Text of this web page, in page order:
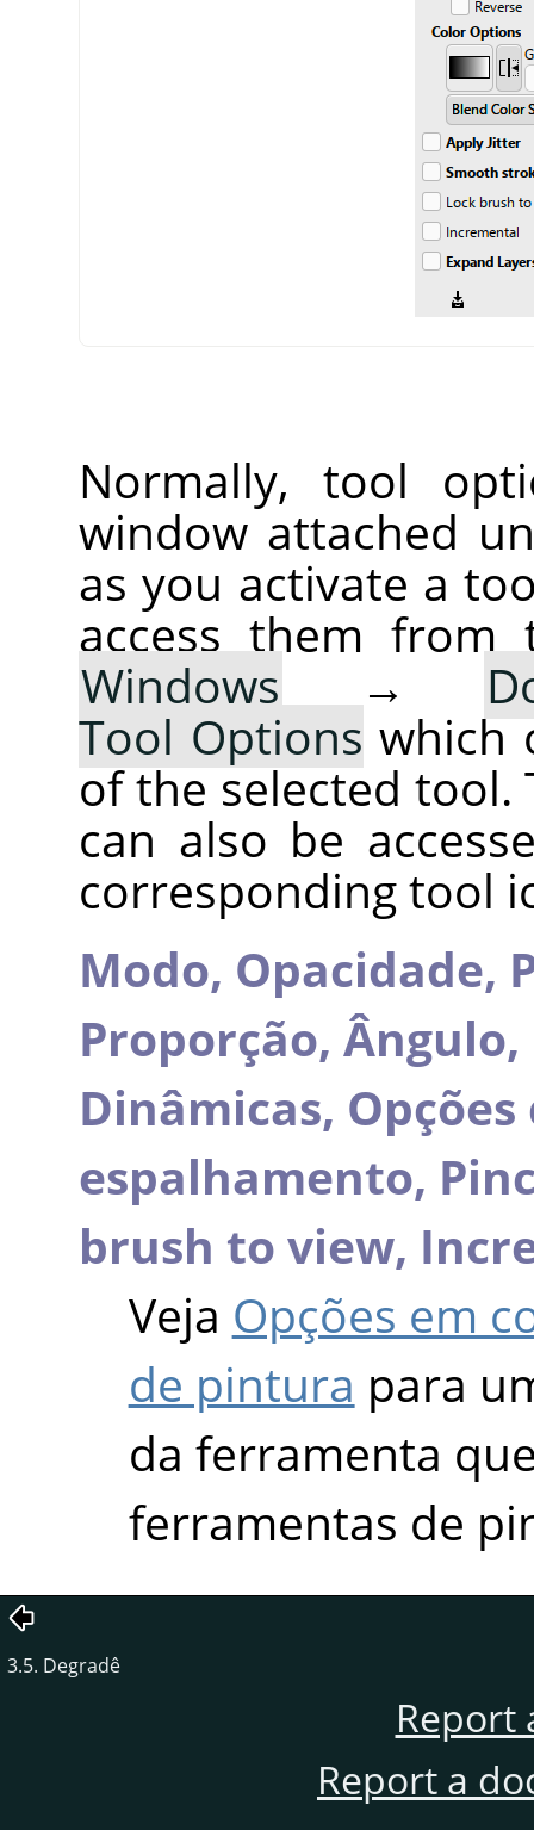
Normally, tool
window attached
as you activate a
access them from
Windows →
Tool Options which
of the selected tool.
can also be
corresponding tool
Modo, Opacidade,
Proporção, Ângulo,
Dinâmicas,
espalhamento,
brush to view,
Veja Opções em
de pintura para
da ferramenta
ferramentas de
3.5. Degradê
Report
Report a